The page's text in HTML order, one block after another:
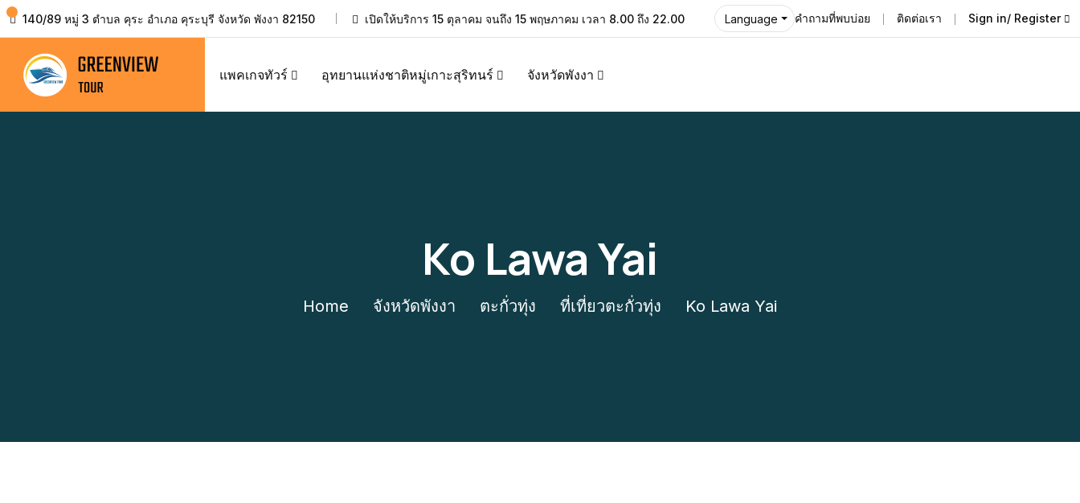
140/89 หมู่ 3 ตำบล คุระ อำเภอ คุระบุรี จังหวัด พังงา 82150 เปิดให้บริการ 15 ตุลาคม จนถึง 15 พฤษภาคม เวลา 8.00 ถึง 22.00 Language คำถามที่พบบ่อย ติดต่อเรา Sign in/ Register
แพคเกจทัวร์ อุทยานแห่งชาติหมู่เกาะสุริทนร์ จังหวัดพังงา
Ko Lawa Yai
Home จังหวัดพังงา ตะกั่วทุ่ง ที่เที่ยวตะกั่วทุ่ง Ko Lawa Yai